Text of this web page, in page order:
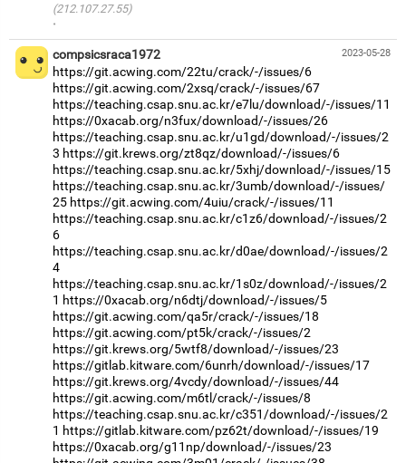
(212.107.27.55)
·
2023-05-28
compsicsraca1972
https://git.acwing.com/22tu/crack/-/issues/6
https://git.acwing.com/2xsq/crack/-/issues/67
https://teaching.csap.snu.ac.kr/e7lu/download/-/issues/11
https://0xacab.org/n3fux/download/-/issues/26
https://teaching.csap.snu.ac.kr/u1gd/download/-/issues/2
3 https://git.krews.org/zt8qz/download/-/issues/6
https://teaching.csap.snu.ac.kr/5xhj/download/-/issues/15
https://teaching.csap.snu.ac.kr/3umb/download/-/issues/
25 https://git.acwing.com/4uiu/crack/-/issues/11
https://teaching.csap.snu.ac.kr/c1z6/download/-/issues/2
6
https://teaching.csap.snu.ac.kr/d0ae/download/-/issues/2
4
https://teaching.csap.snu.ac.kr/1s0z/download/-/issues/2
1 https://0xacab.org/n6dtj/download/-/issues/5
https://git.acwing.com/qa5r/crack/-/issues/18
https://git.acwing.com/pt5k/crack/-/issues/2
https://git.krews.org/5wtf8/download/-/issues/23
https://gitlab.kitware.com/6unrh/download/-/issues/17
https://git.krews.org/4vcdy/download/-/issues/44
https://git.acwing.com/m6tl/crack/-/issues/8
https://teaching.csap.snu.ac.kr/c351/download/-/issues/2
1 https://gitlab.kitware.com/pz62t/download/-/issues/19
https://0xacab.org/g11np/download/-/issues/23